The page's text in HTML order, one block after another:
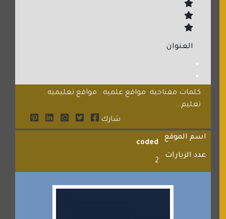
العنوان
كلمات مفتاحية: مواقع علميه . مواقع تعليميه .
تعليم...
شارك
اسم الموقع
coded
عدد الزيارات
2